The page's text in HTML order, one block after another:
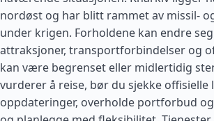
nordøst og har blitt rammet av missil-
under krigen. Forholdene kan endre
attraksjoner, transportforbindelser og
kan være begrenset eller midlertidig
vurderer å reise, bør du sjekke offisielle
oppdateringer, overholde portforbud